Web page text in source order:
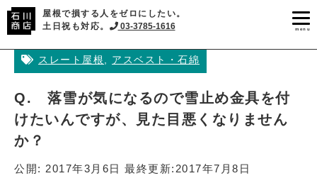
屋根で損する人をゼロにしたい。
土日祝も対応。
03-3785-1616 menu
スレート屋根 , アスベスト・石綿
Q. 落雪が気になるので雪止め金具を付
けたいんですが、見た目悪くなりません
か？
公開: 2017年3月6日 最終更新: 2017年7月8日